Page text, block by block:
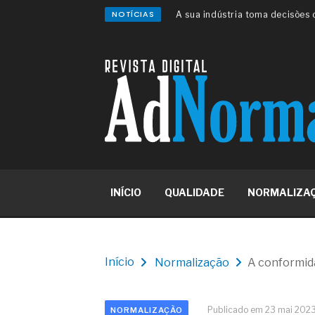
NOTÍCIAS
A sua indústria toma decisões
Os gestores da ABNT litigam
reserva de mercado sobre as
Os critérios médicos da
A prevenção clínica da coceira
Os sintomas clínicos do
O tratamento médico da
concreto de obras
governança das organizações
O desenho industrial ganha
As variações dimensionais dos
INÍCIO QUALIDADE
Início Normalização A
NORMALIZAÇÃO Publicado em 23 mai 2023